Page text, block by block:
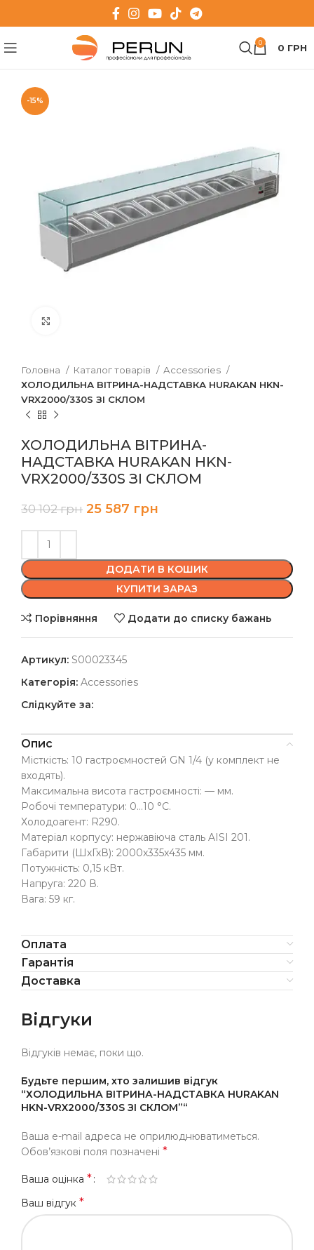
0 0 ГРН
-15%
Головна Каталог товарів
Accessories
ХОЛОДИЛЬНА ВІТРИНА-НАДСТАВКА HURAKAN HKN-
VRX2000/330S ЗІ СКЛОМ
ХОЛОДИЛЬНА ВІТРИНА-
НАДСТАВКА HURAKAN HKN-
VRX2000/330S ЗІ СКЛОМ
30 102грн 25 587 грн
ДОДАТИ В КОШИК
КУПИТИ ЗАРАЗ
Порівняння Додати до списку бажань
Артикул: S00023345
Категорія: Accessories
Слідкуйте за:
Опис
Місткість: 10 гастроємностей GN 1/4 (у комплект не
входять).
Максимальна висота гастроємності: — мм.
Робочі температури: 0…10 °C.
Холодоагент: R290.
Матеріал корпусу: нержавіюча сталь AISI 201.
Габарити (ШхГхВ): 2000x335x435 мм.
Потужність: 0,15 кВт.
Напруга: 220 В.
Вага: 59 кг.
Оплата
Гарантія
Доставка
Відгуки
Відгуків немає, поки що.
Будьте першим, хто залишив відгук
“ХОЛОДИЛЬНА ВІТРИНА-НАДСТАВКА HURAKAN
HKN-VRX2000/330S ЗІ СКЛОМ”“
Ваша e-mail адреса не оприлюднюватиметься.
Обов’язкові поля позначені *
Ваша оцінка *
Ваш відгук *